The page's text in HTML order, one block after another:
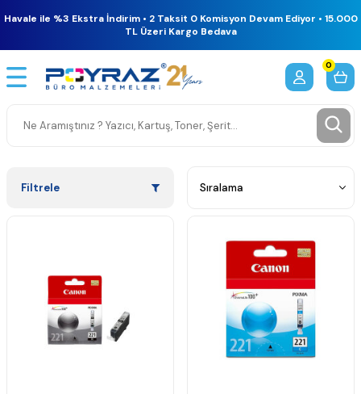
Havale ile %3 Ekstra İndirim • 2 Taksit 0 Komisyon Devam Ediyor • 15.000
TL Üzeri Kargo Bedava
0
Filtrele